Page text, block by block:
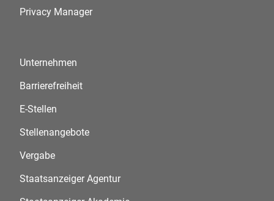
Privacy Manager
Unternehmen
Barrierefreiheit
E-Stellen
Stellenangebote
Vergabe
Staatsanzeiger Agentur